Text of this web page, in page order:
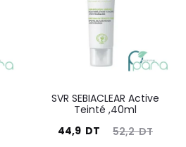
DT.
SVR SEBIACLEAR Active
Teinté ,40ml
52,2DT
Le
44,9 DT